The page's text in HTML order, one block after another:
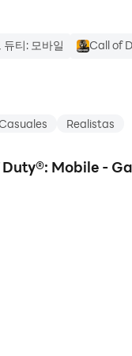
듀티: 모바일 Call of
Realistas
Mobile -